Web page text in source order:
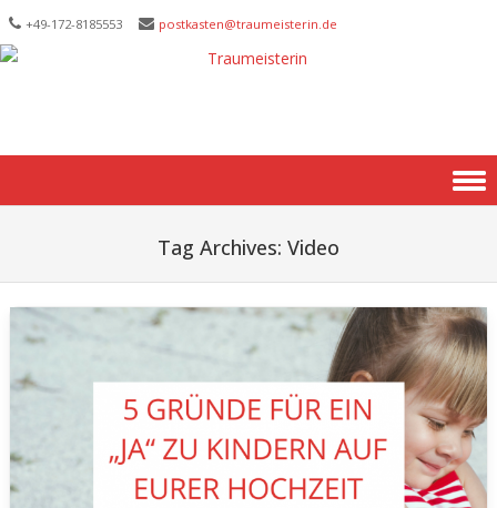
+49-172-­8185553 postkasten@traumeisterin.de
Tag Archives: Video